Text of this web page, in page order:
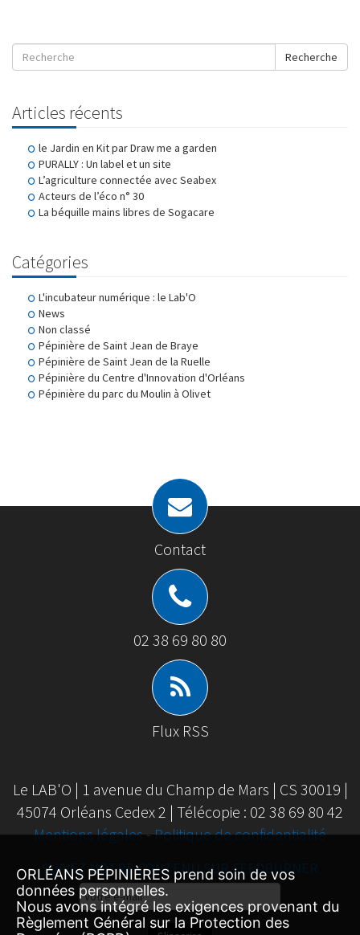
Recherche
Articles récents
le Jardin en Kit par Draw me a garden
PURALLY : Un label et un site
L’agriculture connectée avec Seabex
Acteurs de l’éco n° 30
La béquille mains libres de Sogacare
Catégories
L'incubateur numérique : le Lab'O
News
Non classé
Pépinière de Saint Jean de Braye
Pépinière de Saint Jean de la Ruelle
Pépinière du Centre d'Innovation d'Orléans
Pépinière du parc du Moulin à Olivet
Contact
02 38 69 80 80
Flux RSS
Le LAB'O | 1 avenue du Champ de Mars | CS 30019 |
45074 Orléans Cedex 2 | Télécopie : 02 38 69 80 42
Mentions légales-Politique de confidentialité
SUIVEZ NOTRE CONTENU SUR FEEDBURNER
Email
Subscription
ORLÉANS PÉPINIÈRES prend soin de vos
données personnelles.
Nous avons intégré les exigences provenant du
Règlement Général sur la Protection des